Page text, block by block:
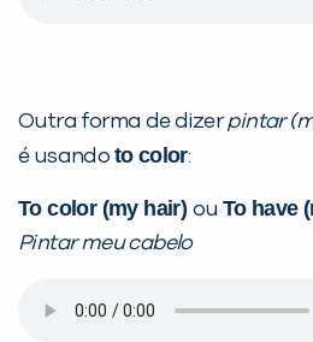
Outra forma de dizerpintar
é usando to color:
To color (my hair) ou To have
Pintar meu cabelo